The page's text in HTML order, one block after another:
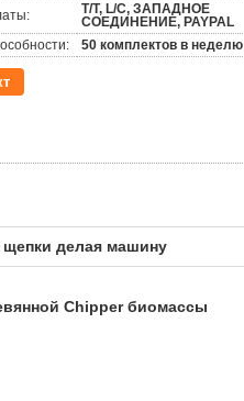
T/T, L/C, ЗАПАДНОЕ
СОЕДИНЕНИЕ, PAYPAL
50 комплектов в неделю
делая машину
Chipper биомассы